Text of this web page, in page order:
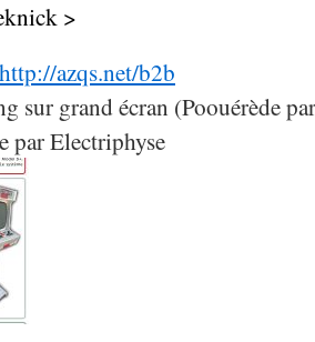
>
http://azqs.net/b2b
sur grand écran (Poouérède
par Electriphyse